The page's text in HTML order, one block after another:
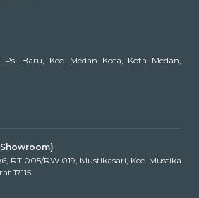
Baru, Kec. Medan Kota, Kota Medan,
RT.005/RW.019, Mustikasari, Kec. Mustika
17115